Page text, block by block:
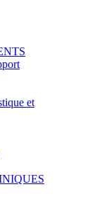
et